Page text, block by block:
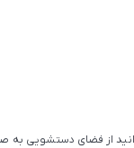
از فضای دستشویی به